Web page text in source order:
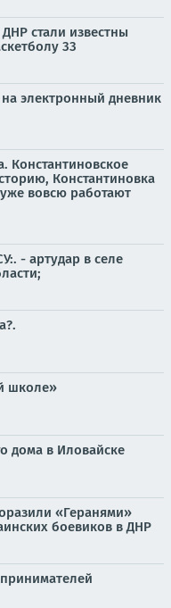
стали известны
33
электронный дневник
Константиновское
Константиновка
вовсю работают
- артудар в селе
школе»
дома в Иловайске
«Геранями»
боевиков в ДНР